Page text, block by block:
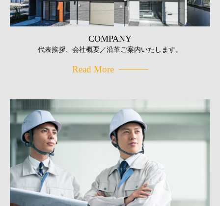
COMPANY
代表挨拶、会社概要／沿革ご案内いたします。
Read More